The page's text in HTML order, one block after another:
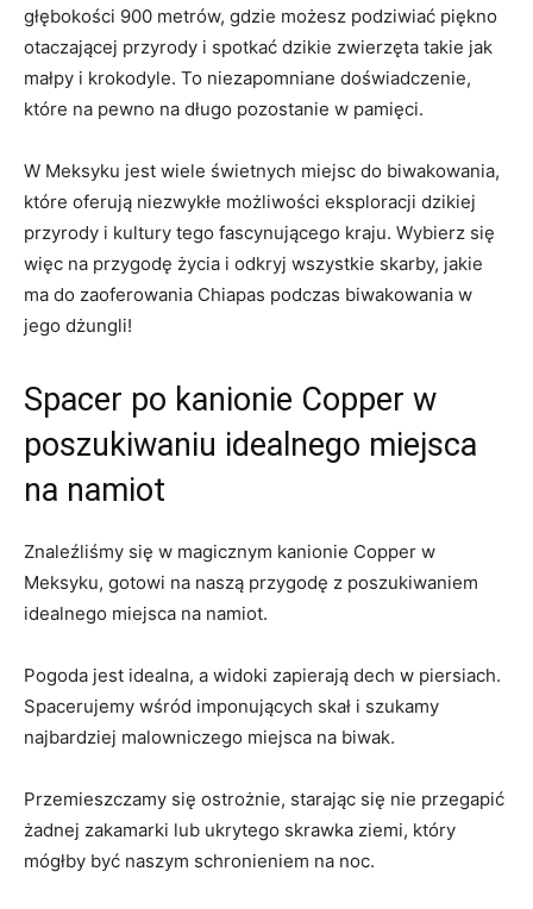
głębokości 900 metrów, gdzie możesz podziwiać piękno
otaczającej przyrody i spotkać dzikie zwierzęta takie jak
małpy i krokodyle. To niezapomniane doświadczenie,
które na pewno na długo pozostanie w pamięci.
W Meksyku jest wiele świetnych miejsc do biwakowania,
które oferują niezwykłe możliwości eksploracji dzikiej
przyrody i kultury tego fascynującego kraju. Wybierz się
więc na przygodę życia i odkryj wszystkie skarby, jakie
ma do zaoferowania Chiapas podczas biwakowania w
jego dżungli!
Spacer po kanionie Copper w
poszukiwaniu idealnego miejsca
na namiot
Znaleźliśmy się w magicznym kanionie Copper w
Meksyku, gotowi na naszą przygodę z poszukiwaniem
idealnego miejsca na namiot.
Pogoda jest idealna, a widoki zapierają dech w piersiach.
Spacerujemy wśród imponujących skał i szukamy
najbardziej malowniczego miejsca na biwak.
Przemieszczamy się ostrożnie, starając się nie przegapić
żadnej zakamarki lub ukrytego skrawka ziemi, który
mógłby być naszym schronieniem na noc.